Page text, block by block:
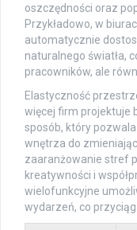
oszczędności oraz
Przykładowo, w
automatycznie
naturalnego światła,
pracowników, ale
Elastyczność
więcej firm projektuje
sposób, który
wnętrza do
zaaranżowanie stref
kreatywności i
wielofunkcyjne
wydarzeń, co